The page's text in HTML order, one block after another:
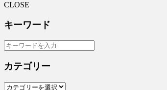
CLOSE
キーワード
カテゴリー